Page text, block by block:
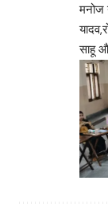
मनोज
साहू